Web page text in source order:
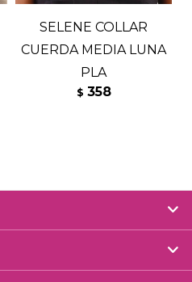
SELENE COLLAR
CUERDA MEDIA LUNA
PLA
$ 358